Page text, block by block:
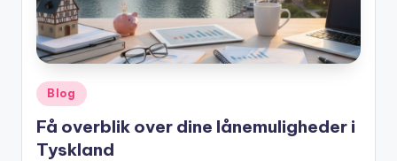
Posted
in
Blog
Få overblik over dine lånemuligheder i
Tyskland